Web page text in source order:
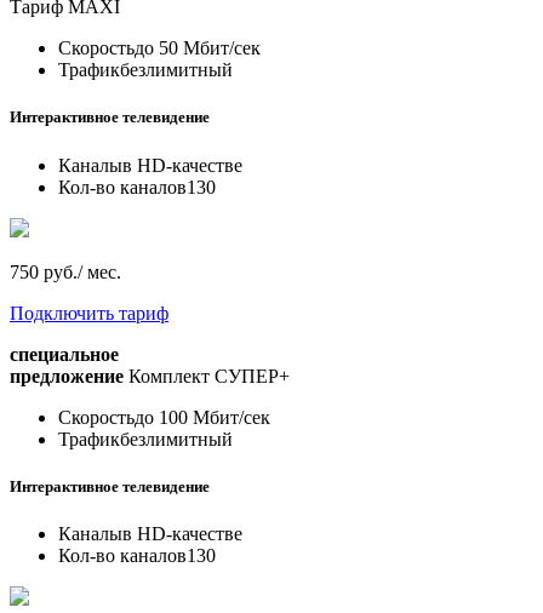
Тариф MAXI
Скоростьдо 50 Мбит/сек
Трафикбезлимитный
Интерактивное телевидение
Каналыв HD-качестве
Кол-во каналов130
750 руб./ мес.
Подключить тариф
специальное
предложение Комплект СУПЕР+
Скоростьдо 100 Мбит/сек
Трафикбезлимитный
Интерактивное телевидение
Каналыв HD-качестве
Кол-во каналов130